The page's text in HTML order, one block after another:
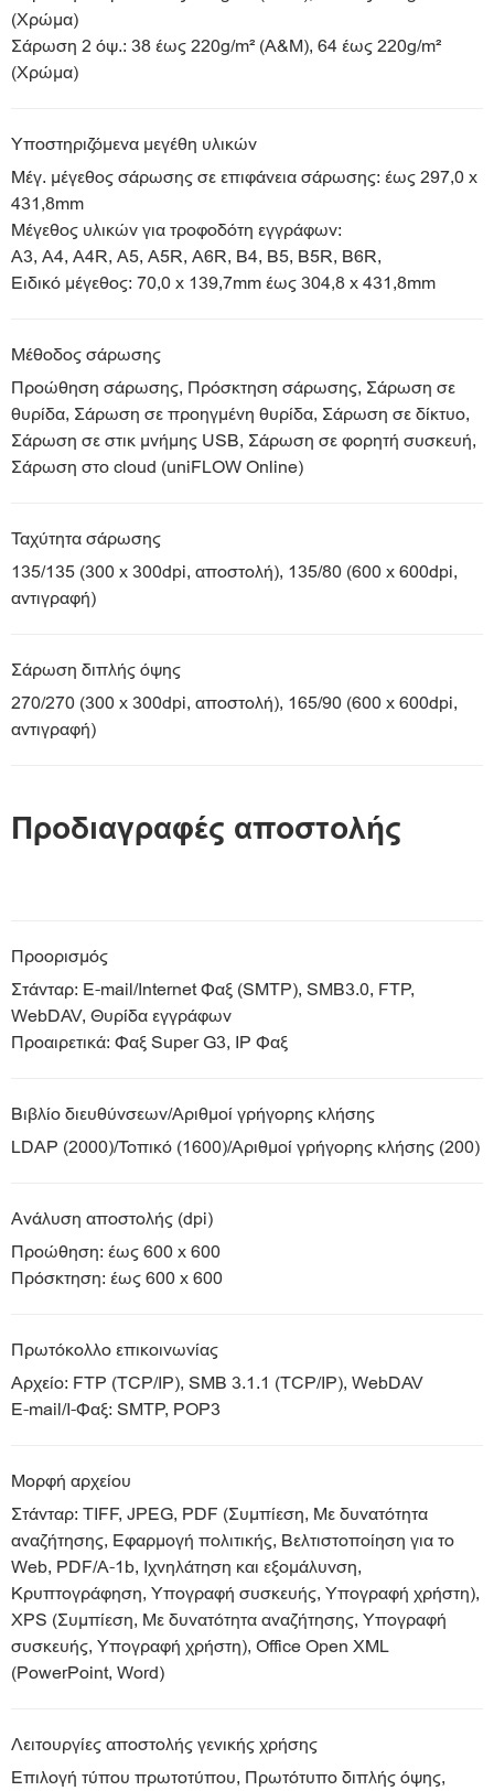
(Χρώμα)
Σάρωση 2 όψ.: 38 έως 220g/m² (Α&Μ), 64 έως 220g/m²
(Χρώμα)
Υποστηριζόμενα μεγέθη υλικών
Μέγ. μέγεθος σάρωσης σε επιφάνεια σάρωσης: έως 297,0 x
431,8mm
Μέγεθος υλικών για τροφοδότη εγγράφων:
A3, A4, A4R, A5, A5R, A6R, B4, B5, B5R, B6R,
Ειδικό μέγεθος: 70,0 x 139,7mm έως 304,8 x 431,8mm
Μέθοδος σάρωσης
Προώθηση σάρωσης, Πρόσκτηση σάρωσης, Σάρωση σε
θυρίδα, Σάρωση σε προηγμένη θυρίδα, Σάρωση σε δίκτυο,
Σάρωση σε στικ μνήμης USB, Σάρωση σε φορητή συσκευή,
Σάρωση στο cloud (uniFLOW Online)
Ταχύτητα σάρωσης
135/135 (300 x 300dpi, αποστολή), 135/80 (600 x 600dpi,
αντιγραφή)
Σάρωση διπλής όψης
270/270 (300 x 300dpi, αποστολή), 165/90 (600 x 600dpi,
αντιγραφή)
Προδιαγραφές αποστολής
Προορισμός
Στάνταρ: E-mail/Internet Φαξ (SMTP), SMB3.0, FTP,
WebDAV, Θυρίδα εγγράφων
Προαιρετικά: Φαξ Super G3, IP Φαξ
Βιβλίο διευθύνσεων/Αριθμοί γρήγορης κλήσης
LDAP (2000)/Τοπικό (1600)/Αριθμοί γρήγορης κλήσης (200)
Ανάλυση αποστολής (dpi)
Προώθηση: έως 600 x 600
Πρόσκτηση: έως 600 x 600
Πρωτόκολλο επικοινωνίας
Αρχείο: FTP (TCP/IP), SMB 3.1.1 (TCP/IP), WebDAV
E-mail/I-Φαξ: SMTP, POP3
Μορφή αρχείου
Στάνταρ: TIFF, JPEG, PDF (Συμπίεση, Με δυνατότητα
αναζήτησης, Εφαρμογή πολιτικής, Βελτιστοποίηση για το
Web, PDF/A-1b, Ιχνηλάτηση και εξομάλυνση,
Κρυπτογράφηση, Υπογραφή συσκευής, Υπογραφή χρήστη),
XPS (Συμπίεση, Με δυνατότητα αναζήτησης, Υπογραφή
συσκευής, Υπογραφή χρήστη), Office Open XML
(PowerPoint, Word)
Λειτουργίες αποστολής γενικής χρήσης
Επιλογή τύπου πρωτοτύπου, Πρωτότυπο διπλής όψης,